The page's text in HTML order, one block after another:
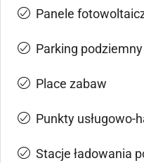
Panele
Parking podziemny
Place zabaw
Punkty usługowo-
Stacje ładowania